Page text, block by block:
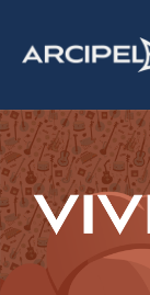
contenuto